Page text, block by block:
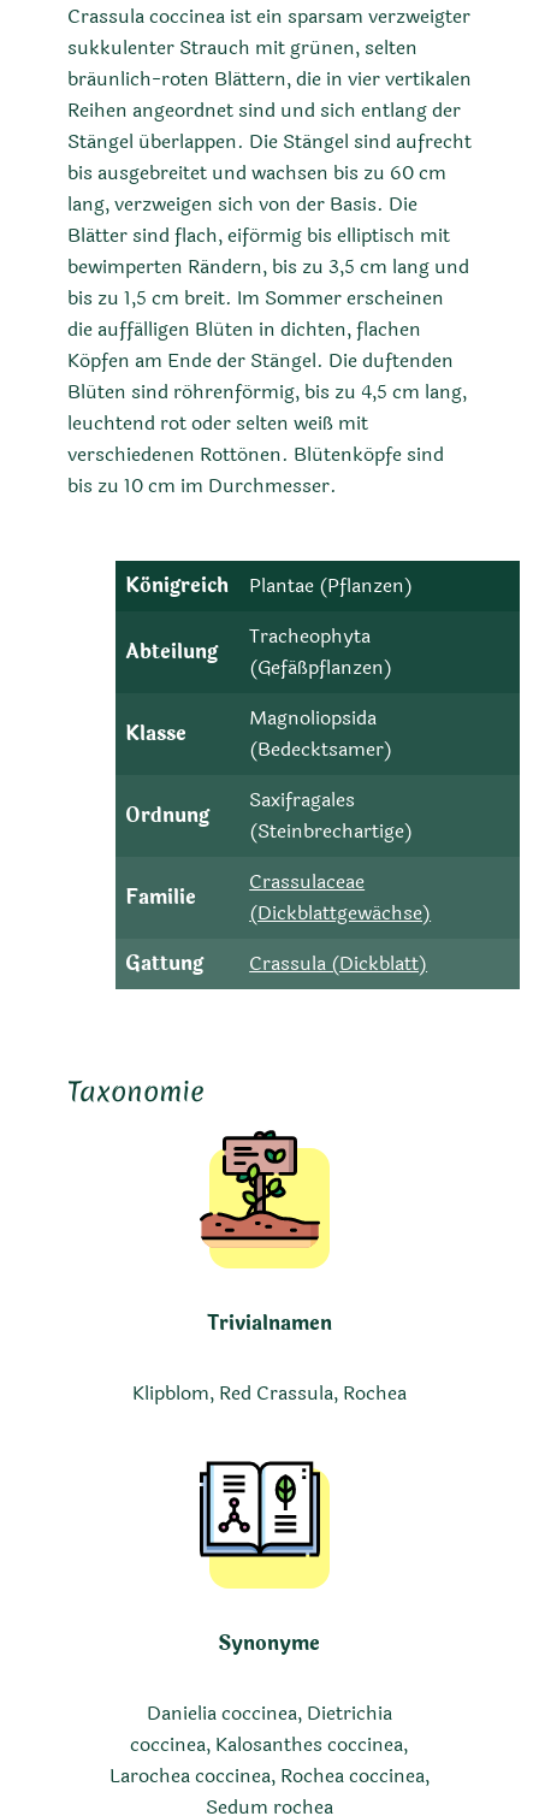
Crassula coccinea ist ein sparsam verzweigter
sukkulenter Strauch mit grünen, selten
bräunlich-roten Blättern, die in vier vertikalen
Reihen angeordnet sind und sich entlang der
Stängel überlappen. Die Stängel sind aufrecht
bis ausgebreitet und wachsen bis zu 60 cm
lang, verzweigen sich von der Basis. Die
Blätter sind flach, eiförmig bis elliptisch mit
bewimperten Rändern, bis zu 3,5 cm lang und
bis zu 1,5 cm breit. Im Sommer erscheinen
die auffälligen Blüten in dichten, flachen
Köpfen am Ende der Stängel. Die duftenden
Blüten sind röhrenförmig, bis zu 4,5 cm lang,
leuchtend rot oder selten weiß mit
verschiedenen Rottönen. Blütenköpfe sind
bis zu 10 cm im Durchmesser.
Königreich Plantae (Pflanzen)
Abteilung
Tracheophyta
(Gefäßpflanzen)
Klasse
Magnoliopsida
(Bedecktsamer)
Ordnung
Saxifragales
(Steinbrechartige)
Familie
Crassulaceae
(Dickblattgewächse)
Gattung
Crassula (Dickblatt)
Taxonomie
Trivialnamen
Klipblom, Red Crassula, Rochea
Synonyme
Danielia coccinea, Dietrichia
coccinea, Kalosanthes coccinea,
Larochea coccinea, Rochea coccinea,
Sedum rochea